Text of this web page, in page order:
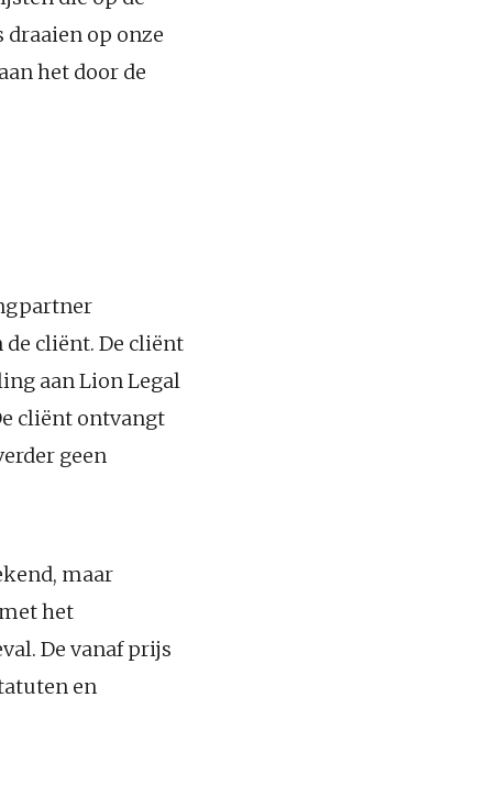
draaien op onze
het door de
cliënt. De cliënt
aan Lion Legal
cliënt ontvangt
geen
maar
het
De vanaf prijs
en